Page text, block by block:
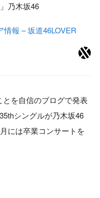
乃木坂46
報 – 坂道46LOVER
を自信のブログで発表
シングルが乃木坂46
には卒業コンサートを